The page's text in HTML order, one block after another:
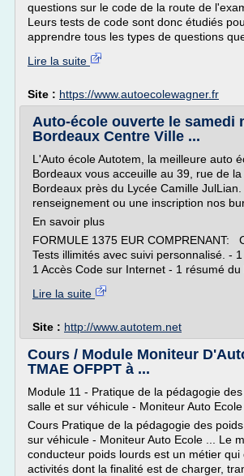
questions sur le code de la route de
Leurs tests de code sont donc étudiés
apprendre tous les types de questions
Lire la suite
Site : https://www.autoecolewagner.fr
Auto-école ouverte le samedi
Bordeaux Centre Ville ...
L'Auto école Autotem, la meilleure auto
Bordeaux vous acceuille au 39, rue de
Bordeaux près du Lycée Camille
renseignement ou une inscription nos
En savoir plus
FORMULE 1375 EUR COMPRENANT:
Tests illimités avec suivi personnalisé. -
1 Accès Code sur Internet - 1 résumé du
Lire la suite
Site : http://www.autotem.net
Cours / Module Moniteur
TMAE OFPPT à ...
Module 11 - Pratique de la pédagogie
salle et sur véhicule - Moniteur Auto Ecole
Cours Pratique de la pédagogie des
sur véhicule - Moniteur Auto Ecole ... Le
conducteur poids lourds est un métier qui
activités dont la finalité est de charger,